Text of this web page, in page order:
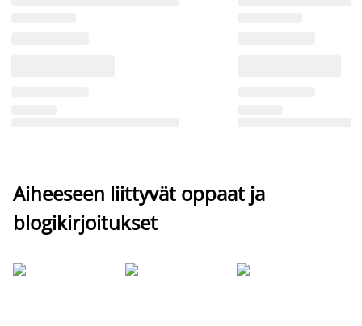
Aiheeseen liittyvät oppaat ja
blogikirjoitukset